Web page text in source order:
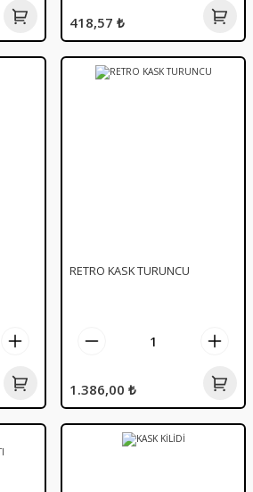
418,57 ₺
RETRO KASK TURUNCU
1.386,00 ₺